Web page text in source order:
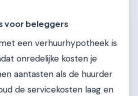
voor beleggers
een verhuurhypotheek is
onredelijke kosten je
aantasten als de huurder
de servicekosten laag en